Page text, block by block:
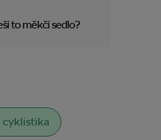
to měkčí sedlo?
cyklistika